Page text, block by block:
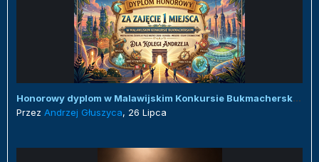
Honorowy dyplom w Malawijskim Konkursie Bukmacherskim :)
Przez Andrzej Głuszyca, 26 Lipca